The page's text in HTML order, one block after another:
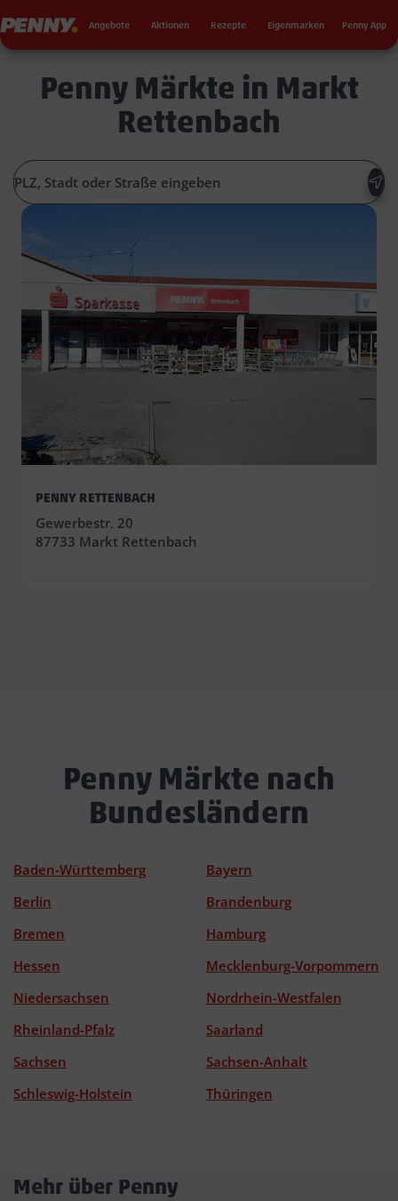
Penny Angebote Aktionen Rezepte Eigenmarken Penny App
Penny Märkte in Markt
Rettenbach
PENNY RETTENBACH
Gewerbestr. 20
87733 Markt Rettenbach
Penny Märkte nach
Bundesländern
Baden-Württemberg
Bayern
Berlin
Brandenburg
Bremen
Hamburg
Hessen
Mecklenburg-Vorpommern
Niedersachsen
Nordrhein-Westfalen
Rheinland-Pfalz
Saarland
Sachsen
Sachsen-Anhalt
Schleswig-Holstein
Thüringen
Mehr über Penny